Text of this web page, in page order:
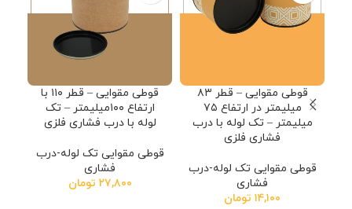
قوطی مقوایی – قطر ۸۳
میلیمتر در ارتفاع ۷۵
میلیمتر – تک لوله با درب
فشاری فلزی
قوطی مقوایی تک لوله-درب
فشاری
۱۴,۱۰۰ تومان
قوطی مقوایی – قطر ۱۱۰ با
ارتفاع ۱۰۰میلیمتر – تک
لوله با درب فشاری فلزی
قوطی مقوایی تک لوله-درب
فشاری
۲۷,۸۰۰ تومان